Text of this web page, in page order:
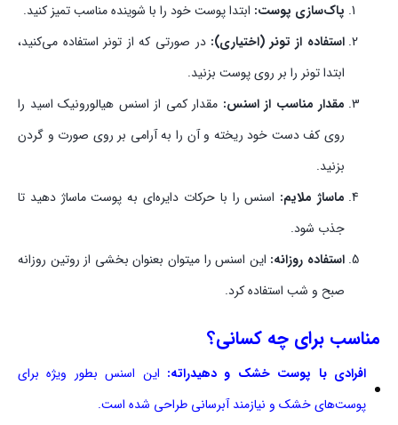
پاک‌سازی پوست: ابتدا پوست خود را با شوینده مناسب تمیز کنید.
استفاده از تونر (اختیاری): در صورتی که از تونر استفاده می‌کنید،
ابتدا تونر را بر روی پوست بزنید.
مقدار مناسب از اسنس: مقدار کمی از اسنس هیالورونیک اسید را
روی کف دست خود ریخته و آن را به‌ آرامی بر روی صورت و گردن
بزنید.
ماساژ ملایم: اسنس را با حرکات دایره‌ای به پوست ماساژ دهید تا
جذب شود.
استفاده روزانه: این اسنس را میتوان بعنوان بخشی از روتین روزانه
صبح و شب استفاده کرد.
مناسب برای چه کسانی؟
افرادی با پوست خشک و دهیدراته: این اسنس بطور ویژه برای
پوست‌های خشک و نیازمند آبرسانی طراحی شده است.